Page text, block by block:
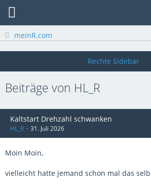
meinR.com
Beiträge von HL_R
Kaltstart Drehzahl schwanken
HL_R 31. Juli 2026
Moin Moin,
vielleicht hatte jemand schon mal das